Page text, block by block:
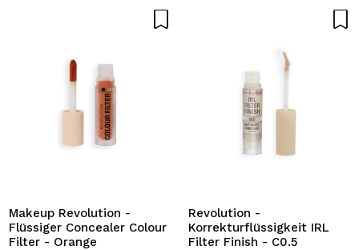
Makeup Revolution -
Flüssiger Concealer Colour
Filter - Orange
Revolution -
Korrekturflüssigkeit IRL
Filter Finish - C0.5